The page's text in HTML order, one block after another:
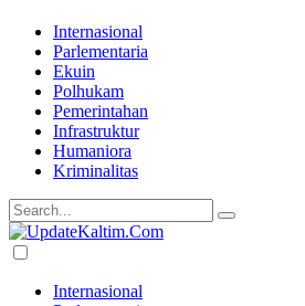
Internasional
Parlementaria
Ekuin
Polhukam
Pemerintahan
Infrastruktur
Humaniora
Kriminalitas
Internasional